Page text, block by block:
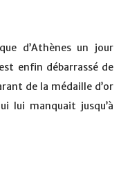
d’Athènes un jour
enfin débarrassé de
de la médaille d’or
lui manquait jusqu’à